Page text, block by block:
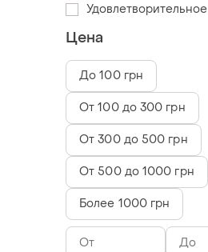
Удовлетворительное
Цена
До 100 грн
От 100 до 300 грн
От 300 до 500 грн
От 500 до 1000 грн
Более 1000 грн